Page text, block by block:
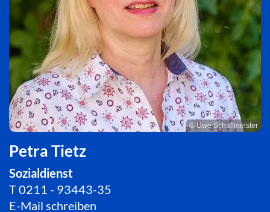
© Uwe Schaffmeister
Petra Tietz
Sozialdienst
T0211 - 93443-35
E-Mail schreiben